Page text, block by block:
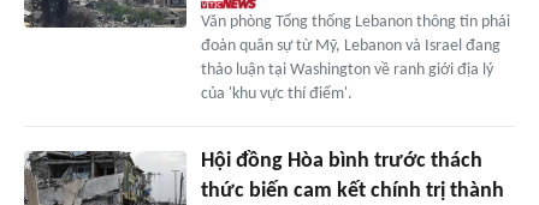
Văn phòng Tổng thống Lebanon thông tin phái
đoàn quân sự từ Mỹ, Lebanon và Israel đang
thảo luận tại Washington về ranh giới địa lý
của 'khu vực thí điểm'.
Hội đồng Hòa bình trước thách
thức biến cam kết chính trị thành